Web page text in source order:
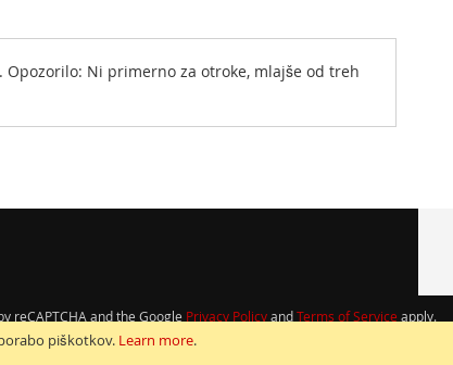
piškotkov. Learn more.
Ni primerno za otroke, mlajše od treh
reCAPTCHA and the Google Privacy PolicyandTerms of Service apply.